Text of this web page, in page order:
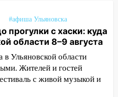
рублей
светофор на
в Ульяновске
крышу дома на
и рухнуло
районе дерево
#афиша Ульяновска
прогулки с хаски: куда
области 8–9 августа
Ульяновской области
Жителей и гостей
с живой музыкой и